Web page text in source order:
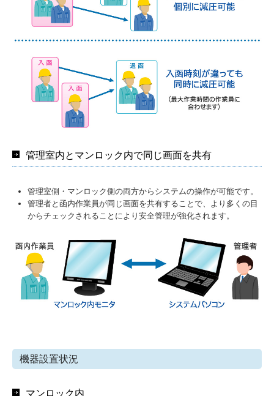
管理室内とマンロック内で同じ画面を共有
管理室側・マンロック側の両方からシステムの操作が可能です。
管理者と函内作業員が同じ画面を共有することで、より多くの目
からチェックされることにより安全管理が強化されます。
機器設置状況
マンロック内